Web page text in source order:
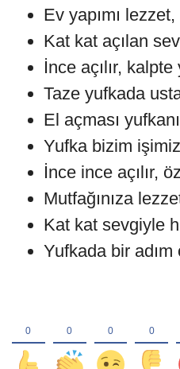
Ev yapımı
Kat kat açılan
İnce açılır,
Taze yufkada
El açması
Yufka bizim
İnce ince açılır,
Mutfağınıza
Kat kat sevgiyle
Yufkada bir adım